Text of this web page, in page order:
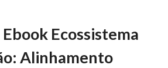
Ecossistema
Alinhamento